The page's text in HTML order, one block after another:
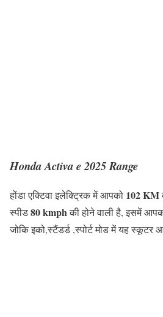
Honda Activa e 2025 Range
होंडा एक्टिवा इलेक्ट्रिक में आपको 102 KM
स्पीड80 kmphकी होने वाली है, इसमें
जोकि इको,स्टैंडर्ड ,स्पोर्ट मोड में यह स्कूटर